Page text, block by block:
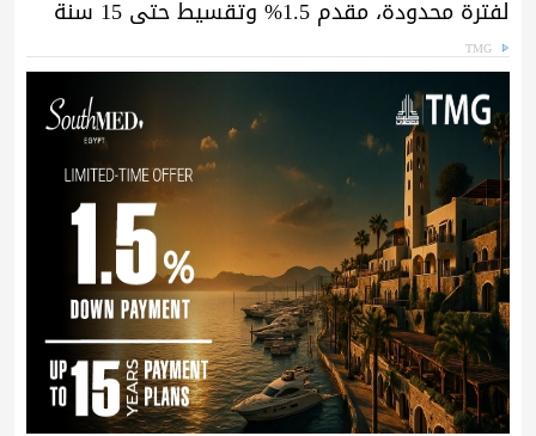
لفترة محدودة، مقدم 1.5% وتقسيط حتى 15 سنة
TMG